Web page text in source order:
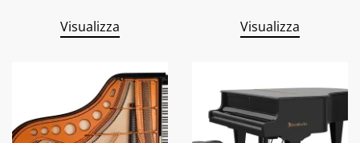
Visualizza Visualizza